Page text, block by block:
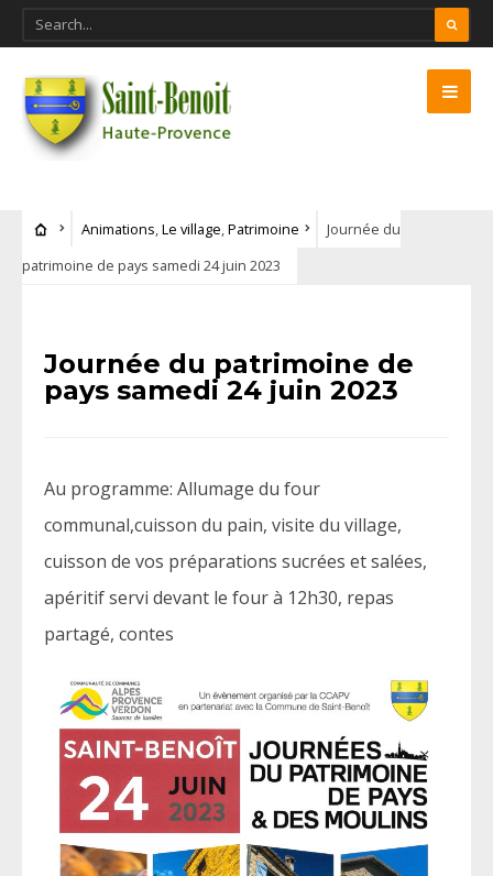
Animations,Le village,Patrimoine
Journée du
patrimoine de pays samedi 24 juin 2023
Journée du patrimoine de
pays samedi 24 juin 2023
Au programme: Allumage du four
communal,cuisson du pain, visite du village,
cuisson de vos préparations sucrées et salées,
apéritif servi devant le four à 12h30, repas
partagé, contes